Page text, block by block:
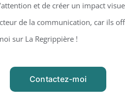
et de créer un impact
de la communication, car ils
sur La Regrippière !
Contactez-moi